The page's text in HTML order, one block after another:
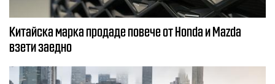
Китайска марка продаде повече от Honda и Mazda
взети заедно